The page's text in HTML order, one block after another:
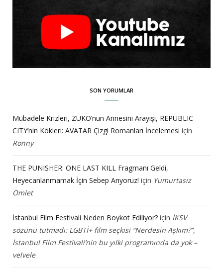
SON YORUMLAR
Mübadele Krizleri, ZUKO’nun Annesini Arayışı, REPUBLIC
CITY’nin Kökleri: AVATAR Çizgi Romanları İncelemesi için
Ronny
THE PUNISHER: ONE LAST KILL Fragmanı Geldi,
Heyecanlanmamak İçin Sebep Arıyoruz! için Yumurtasız
Omlet
İstanbul Film Festivali Neden Boykot Ediliyor? için İKSV
sözünü tutmadı: LGBTİ+ film seçkisi “Nerdesin Aşkım?”,
İstanbul Film Festivali’nin bu yılki programında da yok –
velvele